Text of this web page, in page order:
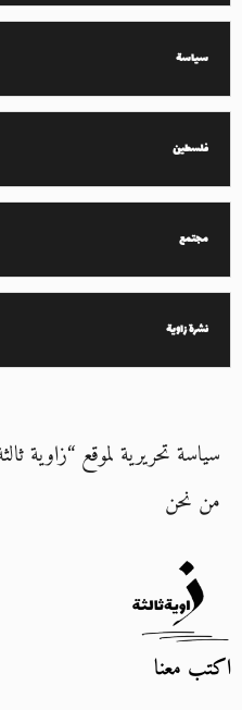
سياسة
فلسطين
مجتمع
نشرة زاوية
سياسة تحريرية لموقع “زاوية
من نحن
اكتب معنا